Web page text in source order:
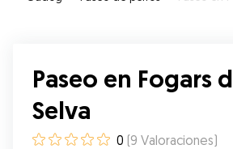
Paseo en Fogars
Selva
0 (9 Valoraciones)